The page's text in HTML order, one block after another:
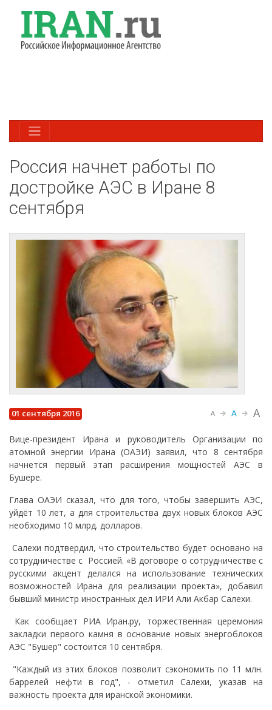
Россия начнет работы по
достройке АЭС в Иране 8
сентября
01 сентября 2016 A A A
Вице-президент Ирана и руководитель Организации по
атомной энергии Ирана (ОАЭИ) заявил, что 8 сентября
начнется первый этап расширения мощностей АЭС в
Бушере.
Глава ОАЭИ сказал, что для того, чтобы завершить АЭС,
уйдёт 10 лет, а для строительства двух новых блоков АЭС
необходимо 10 млрд. долларов.
Салехи подтвердил, что строительство будет основано на
сотрудничестве с Россией. «В договоре о сотрудничестве с
русскими акцент делался на использование технических
возможностей Ирана для реализации проекта», добавил
бывший министр иностранных дел ИРИ Али Акбар Салехи.
Как сообщает РИА Иран.ру, торжественная церемония
закладки первого камня в основание новых энергоблоков
АЭС "Бушер" состоится 10 сентября.
"Каждый из этих блоков позволит сэкономить по 11 млн.
баррелей нефти в год", - отметил Салехи, указав на
важность проекта для иранской экономики.